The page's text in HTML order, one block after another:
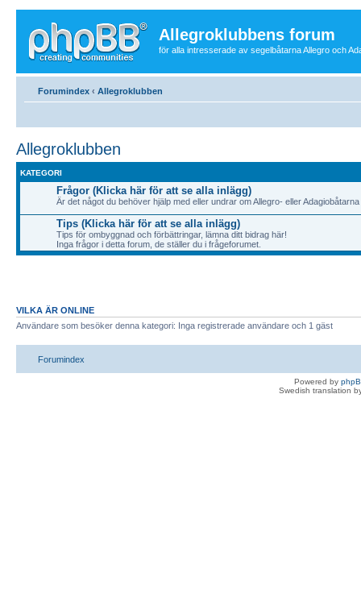
Allegroklubbens forum
för alla intresserade av segelbåtarna Allegro och
Forumindex ‹ Allegroklubben
Allegroklubben
KATEGORI
Frågor (Klicka här för att se alla inlägg)
Är det något du behöver hjälp med eller undrar om Allegro- eller
Tips (Klicka här för att se alla inlägg)
Tips för ombyggnad och förbättringar, lämna ditt bidrag här!
Inga frågor i detta forum, de ställer du i frågeforumet.
VILKA ÄR ONLINE
Användare som besöker denna kategori: Inga registrerade användare och 1 gäst
Forumindex
Powered by
Swedish translation